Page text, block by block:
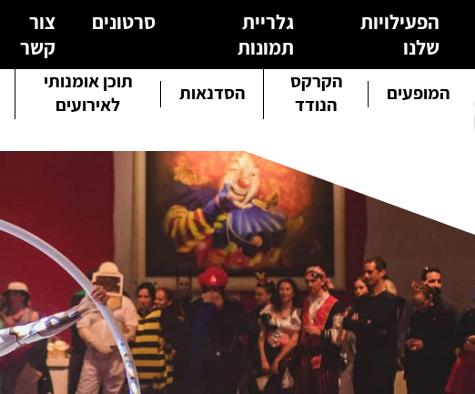
הפעילויות
שלנו
גלריית
תמונות
סרטונים
צור
קשר
המופעים
הקרקס
הנודד
הסדנאות
תוכן אומנותי
לאירועים